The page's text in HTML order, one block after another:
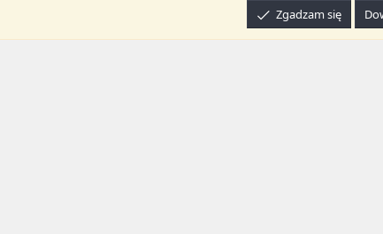
Tłumaczenie wykonane przez
Zgadzam się